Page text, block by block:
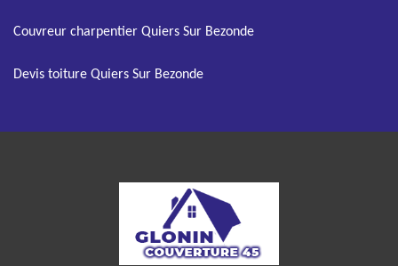
Couvreur charpentier Quiers Sur Bezonde
Devis toiture Quiers Sur Bezonde